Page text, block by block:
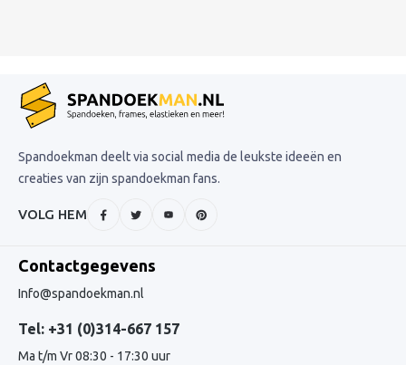
Spandoekman deelt via social media de leukste ideeën en
creaties van zijn spandoekman fans.
VOLG HEM
Contactgegevens
Info@spandoekman.nl
Tel: +31 (0)314-667 157
Ma t/m Vr 08:30 - 17:30 uur